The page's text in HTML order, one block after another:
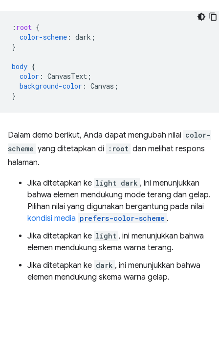
: root {
color-scheme : dark ;
}
body {
color : CanvasText ;
background-color : Canvas ;
}
Dalam demo berikut, Anda dapat mengubah nilai color-
scheme yang ditetapkan di :root dan melihat respons
halaman.
Jika ditetapkan ke light dark , ini menunjukkan
bahwa elemen mendukung mode terang dan gelap.
Pilihan nilai yang digunakan bergantung pada nilai
kondisi media prefers-color-scheme .
Jika ditetapkan ke light , ini menunjukkan bahwa
elemen mendukung skema warna terang.
Jika ditetapkan ke dark , ini menunjukkan bahwa
elemen mendukung skema warna gelap.